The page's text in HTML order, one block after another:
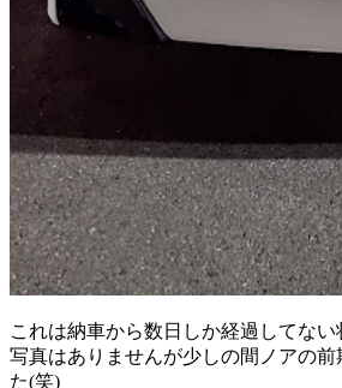
これは納車から数日しか経過してな
写真はありませんが少しの間ノアの
た(笑)